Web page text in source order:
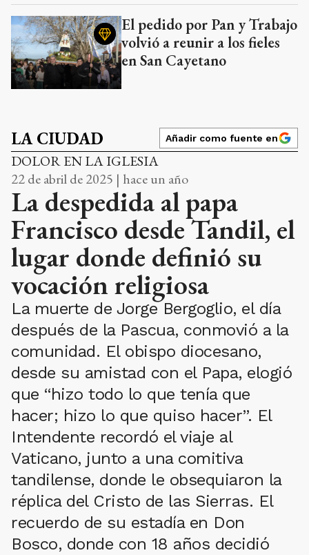
El pedido por Pan y Trabajo
volvió a reunir a los fieles
en San Cayetano
LA CIUDAD Añadir como fuente en
DOLOR EN LA IGLESIA
22 de abril de 2025 | hace un año
La despedida al papa
Francisco desde Tandil, el
lugar donde definió su
vocación religiosa
La muerte de Jorge Bergoglio, el día
después de la Pascua, conmovió a la
comunidad. El obispo diocesano,
desde su amistad con el Papa, elogió
que “hizo todo lo que tenía que
hacer; hizo lo que quiso hacer”. El
Intendente recordó el viaje al
Vaticano, junto a una comitiva
tandilense, donde le obsequiaron la
réplica del Cristo de las Sierras. El
recuerdo de su estadía en Don
Bosco, donde con 18 años decidió